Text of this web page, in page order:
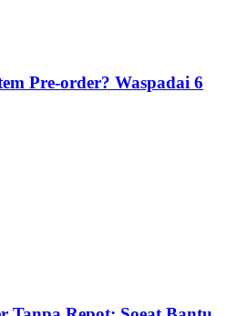
Pre-order? Waspadai 6